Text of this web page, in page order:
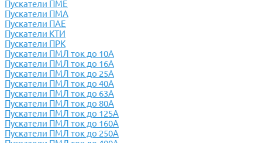
Пускатели ПМЕ
Пускатели ПМА
Пускатели ПАЕ
Пускатели КТИ
Пускатели ПРК
Пускатели ПМЛ ток до 10А
Пускатели ПМЛ ток до 16А
Пускатели ПМЛ ток до 25А
Пускатели ПМЛ ток до 40А
Пускатели ПМЛ ток до 63А
Пускатели ПМЛ ток до 80А
Пускатели ПМЛ ток до 125А
Пускатели ПМЛ ток до 160А
Пускатели ПМЛ ток до 250А